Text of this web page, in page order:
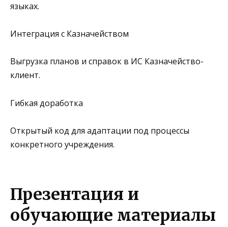
языках.
Интеграция с Казначейством
Выгрузка планов и справок в ИС Казначейство-
клиент.
Гибкая доработка
Открытый код для адаптации под процессы
конкретного учреждения.
Презентация и
обучающие материалы